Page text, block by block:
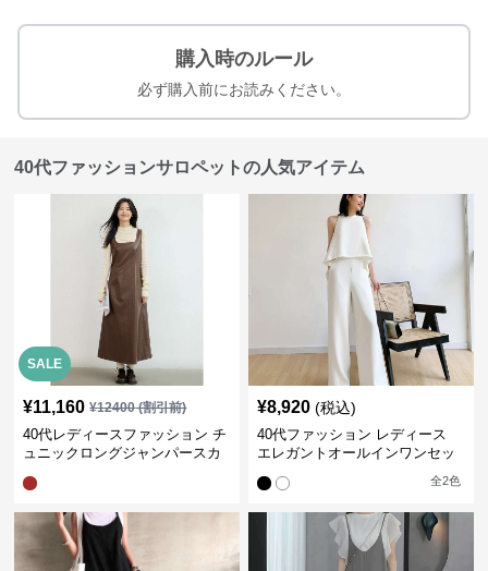
購入時のルール
必ず購入前にお読みください。
40代ファッションサロペットの人気アイテム
SALE
¥11,160 ¥12400(割引前)
40代レディースファッション チ
ュニックロングジャンパースカ
¥8,920 (税込)
40代ファッション レディース
エレガントオールインワンセッ
全2色